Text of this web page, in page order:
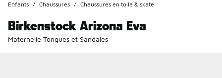
Enfants / Chaussures / Chaussures en toile & skate
Birkenstock Arizona Eva
Maternelle Tongues et Sandales